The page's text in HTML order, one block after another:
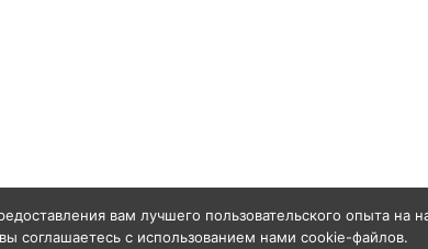
вам лучшего пользовательского опыта на
соглашаетесь с использованием нами cookie-файлов.